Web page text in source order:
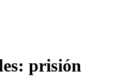
prisión